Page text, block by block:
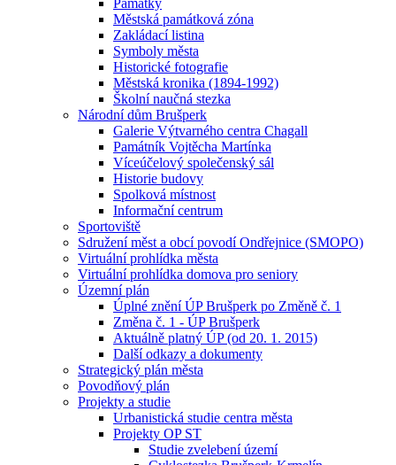
Památky
Městská památková zóna
Zakládací listina
Symboly města
Historické fotografie
Městská kronika (1894-1992)
Školní naučná stezka
Národní dům Brušperk
Galerie Výtvarného centra Chagall
Památník Vojtěcha Martínka
Víceúčelový společenský sál
Historie budovy
Spolková místnost
Informační centrum
Sportoviště
Sdružení měst a obcí povodí Ondřejnice (SMOPO)
Virtuální prohlídka města
Virtuální prohlídka domova pro seniory
Územní plán
Úplné znění ÚP Brušperk po Změně č. 1
Změna č. 1 - ÚP Brušperk
Aktuálně platný ÚP (od 20. 1. 2015)
Další odkazy a dokumenty
Strategický plán města
Povodňový plán
Projekty a studie
Urbanistická studie centra města
Projekty OP ST
Studie zvelebení území